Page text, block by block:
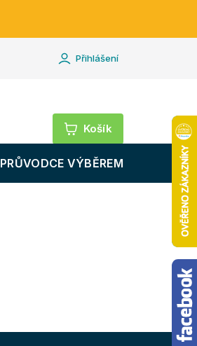
Přihlášení
Nákupní
košík
PRŮVODCE VÝBĚREM